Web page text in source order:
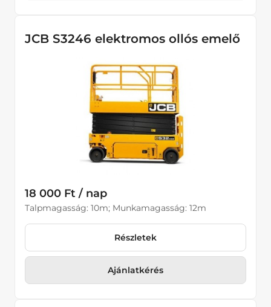
JCB S3246 elektromos ollós emelő
18 000 Ft / nap
Talpmagasság: 10m; Munkamagasság: 12m
Részletek
Ajánlatkérés